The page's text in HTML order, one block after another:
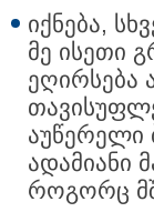
იქნება,
მე ისეთი
ეღირსება
აუწერელი
ადამიანი
როგორც